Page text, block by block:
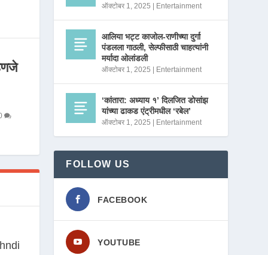
ऑक्टोबर 1, 2025 Entertainment
आलिया भट्ट काजोल-राणीच्या दुर्गा
पंडलला गाठली, सेल्फीसाठी चाहत्यांनी
मर्यादा ओलांडली
ऑक्टोबर 1, 2025 Entertainment
‘कांतारा: अध्याय १’ दिलजित डोसांझ
यांच्या ढाकड एंट्रीमधील ‘रबेल’
ऑक्टोबर 1, 2025 Entertainment
FOLLOW US
FACEBOOK
YOUTUBE